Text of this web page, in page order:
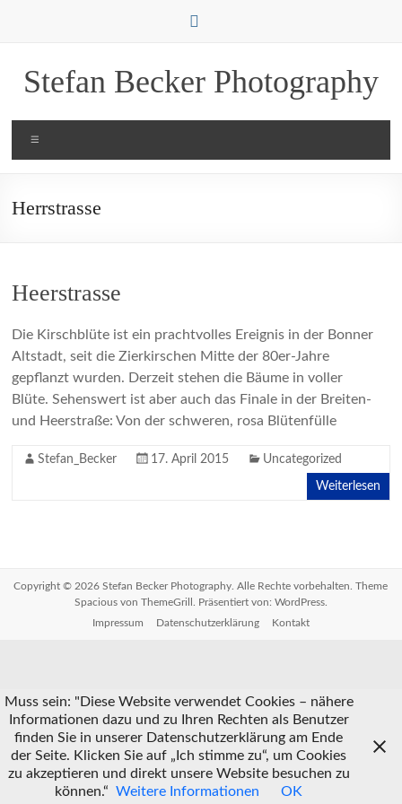
Stefan Becker Photography
Herrstrasse
Heerstrasse
Die Kirschblüte ist ein prachtvolles Ereignis in der Bonner
Altstadt, seit die Zierkirschen Mitte der 80er-Jahre
gepflanzt wurden. Derzeit stehen die Bäume in voller
Blüte. Sehenswert ist aber auch das Finale in der Breiten-
und Heerstraße: Von der schweren, rosa Blütenfülle
Stefan_Becker 17. April 2015 Uncategorized
Weiterlesen
Copyright © 2026Stefan Becker Photography . Alle Rechte vorbehalten. Theme
Spaciousvon ThemeGrill. Präsentiert von: WordPress.
Impressum
Datenschutzerklärung Kontakt
Muss sein: "Diese Website verwendet Cookies – nähere
Informationen dazu und zu Ihren Rechten als Benutzer
finden Sie in unserer Datenschutzerklärung am Ende
der Seite. Klicken Sie auf „Ich stimme zu“, um Cookies
zu akzeptieren und direkt unsere Website besuchen zu
können.“ Weitere Informationen OK